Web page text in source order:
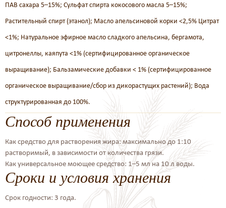
ПАВ сахара 5–15%; Сульфат спирта кокосового масла 5–15%;
Растительный спирт (этанол); Масло апельсиновой корки <2,5% Цитрат
<1%; Натуральное эфирное масло сладкого апельсина, бергамота,
цитронеллы, каяпута <1% (сертифицированное органическое
выращивание); Бальзамические добавки < 1% (сертифицированное
органическое выращивание/сбор из дикорастущих растений); Вода
структурированная до 100%.
Способ применения
Как средство для растворения жира: максимально до 1:10
растворимый, в зависимости от количества грязи.
Как универсальное моющее средство: 1–5 мл на 10 л воды.
Сроки и условия хранения
Срок годности: 3 года.